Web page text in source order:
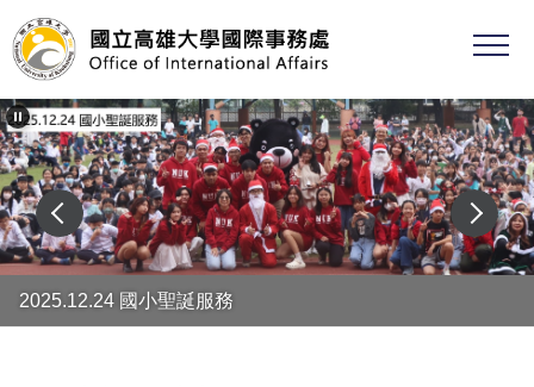
跳
到
主
要
內
容
區
2025.12.24 國小聖誕服務